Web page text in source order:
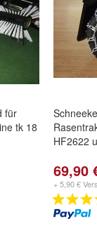
für
tk 18
HF2622
69,90
+ 5,90 €